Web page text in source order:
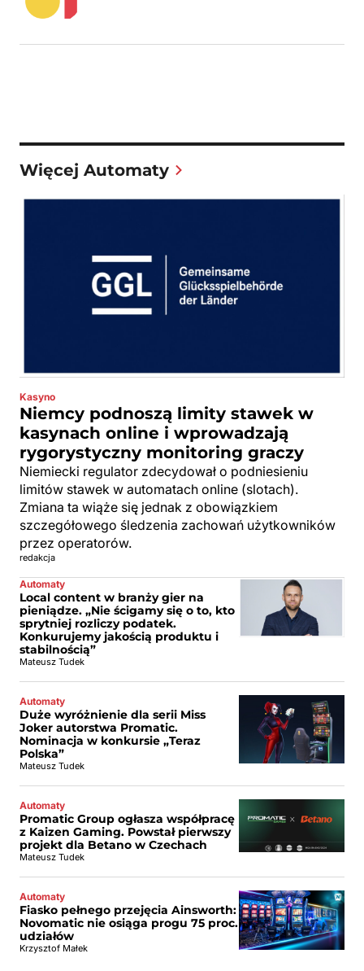
Więcej Automaty
Kasyno
Niemcy podnoszą limity stawek w
kasynach online i wprowadzają
rygorystyczny monitoring graczy
Niemiecki regulator zdecydował o podniesieniu
limitów stawek w automatach online (slotach).
Zmiana ta wiąże się jednak z obowiązkiem
szczegółowego śledzenia zachowań użytkowników
przez operatorów.
redakcja
Automaty
Local content w branży gier na
pieniądze. „Nie ścigamy się o to, kto
sprytniej rozliczy podatek.
Konkurujemy jakością produktu i
stabilnością”
Mateusz Tudek
Automaty
Duże wyróżnienie dla serii Miss
Joker autorstwa Promatic.
Nominacja w konkursie „Teraz
Polska”
Mateusz Tudek
Automaty
Promatic Group ogłasza współpracę
z Kaizen Gaming. Powstał pierwszy
projekt dla Betano w Czechach
Mateusz Tudek
Automaty
Fiasko pełnego przejęcia Ainsworth:
Novomatic nie osiąga progu 75 proc.
udziałów
Krzysztof Małek